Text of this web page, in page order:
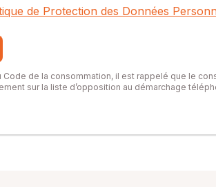
de Protection des Données
Code de la consommation, il est rappelé que le
sur la liste d’opposition au démarchage